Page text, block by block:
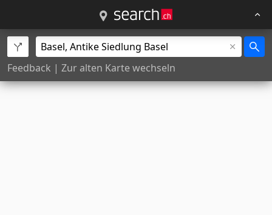
Feedback | Zur alten Karte wechseln